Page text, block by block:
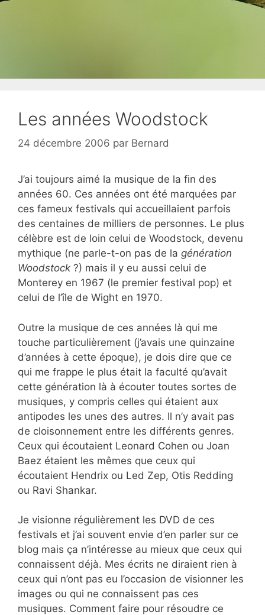
Les années Woodstock
24 décembre 2006 par Bernard
J’ai toujours aimé la musique de la fin des
années 60. Ces années ont été marquées par
ces fameux festivals qui accueillaient parfois
des centaines de milliers de personnes. Le plus
célèbre est de loin celui de Woodstock, devenu
mythique (ne parle-t-on pas de la génération
Woodstock ?) mais il y eu aussi celui de
Monterey en 1967 (le premier festival pop) et
celui de l’île de Wight en 1970.
Outre la musique de ces années là qui me
touche particulièrement (j’avais une quinzaine
d’années à cette époque), je dois dire que ce
qui me frappe le plus était la faculté qu’avait
cette génération là à écouter toutes sortes de
musiques, y compris celles qui étaient aux
antipodes les unes des autres. Il n’y avait pas
de cloisonnement entre les différents genres.
Ceux qui écoutaient Leonard Cohen ou Joan
Baez étaient les mêmes que ceux qui
écoutaient Hendrix ou Led Zep, Otis Redding
ou Ravi Shankar.
Je visionne régulièrement les DVD de ces
festivals et j’ai souvent envie d’en parler sur ce
blog mais ça n’intéresse au mieux que ceux qui
connaissent déjà. Mes écrits ne diraient rien à
ceux qui n’ont pas eu l’occasion de visionner les
images ou qui ne connaissent pas ces
musiques. Comment faire pour résoudre ce